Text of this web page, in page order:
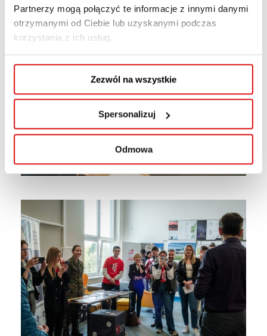
Partnerzy mogą połączyć te informacje z innymi danymi
otrzymanymi od Ciebie lub uzyskanymi podczas
korzystania z ich usług.
Zezwól na wszystkie
Spersonalizuj
Odmowa